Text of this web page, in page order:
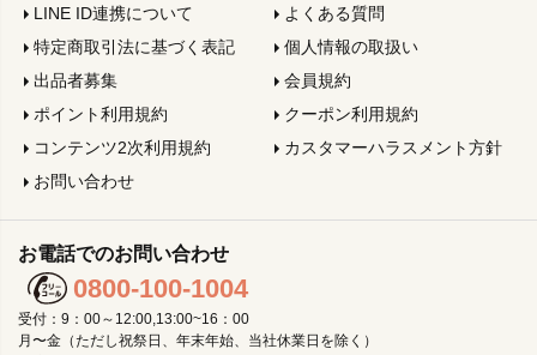
LINE ID連携について
よくある質問
特定商取引法に基づく表記
個人情報の取扱い
出品者募集
会員規約
ポイント利用規約
クーポン利用規約
コンテンツ2次利用規約
カスタマーハラスメント方針
お問い合わせ
お電話でのお問い合わせ
0800-100-1004
受付：9：00～12:00,13:00~16：00
月〜金（ただし祝祭日、年末年始、当社休業日を除く）